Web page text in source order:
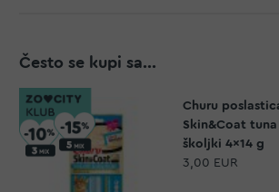
Često se kupi sa...
Churu
Skin&Coat
školjki 4x14 g
3,00 EUR